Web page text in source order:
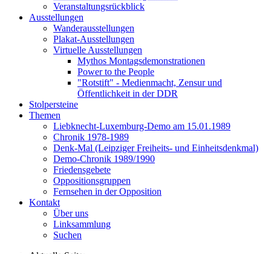
Veranstaltungsrückblick
Ausstellungen
Wanderausstellungen
Plakat-Ausstellungen
Virtuelle Ausstellungen
Mythos Montagsdemonstrationen
Power to the People
"Rotstift" - Medienmacht, Zensur und
Öffentlichkeit in der DDR
Stolpersteine
Themen
Liebknecht-Luxemburg-Demo am 15.01.1989
Chronik 1978-1989
Denk-Mal (Leipziger Freiheits- und Einheitsdenkmal)
Demo-Chronik 1989/1990
Friedensgebete
Oppositionsgruppen
Fernsehen in der Opposition
Kontakt
Über uns
Linksammlung
Suchen